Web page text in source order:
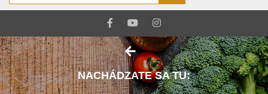
NACHÁDZATE SA TU: